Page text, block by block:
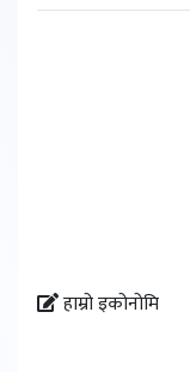
हाम्रो इकोनोमि